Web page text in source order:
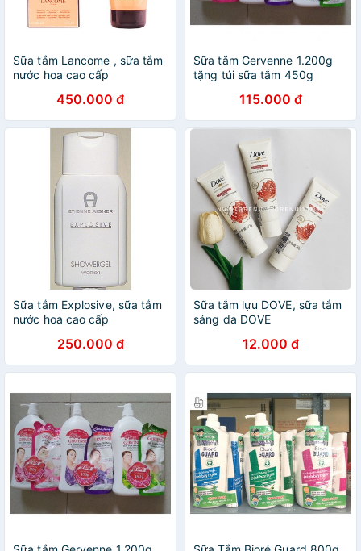
Sữa tắm Lancome , sữa tắm
nước hoa cao cấp
450.000 đ
Sữa tắm Gervenne 1.200g
tặng túi sữa tắm 450g
115.000 đ
Sữa tắm Explosive, sữa tắm
nước hoa cao cấp
250.000 đ
Sữa tắm lựu DOVE, sữa tắm
sáng da DOVE
12.000 đ